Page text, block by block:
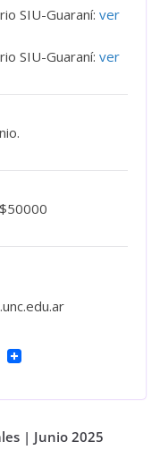
SIU-Guaraní: ver
SIU-Guaraní: ver
| Junio 2025